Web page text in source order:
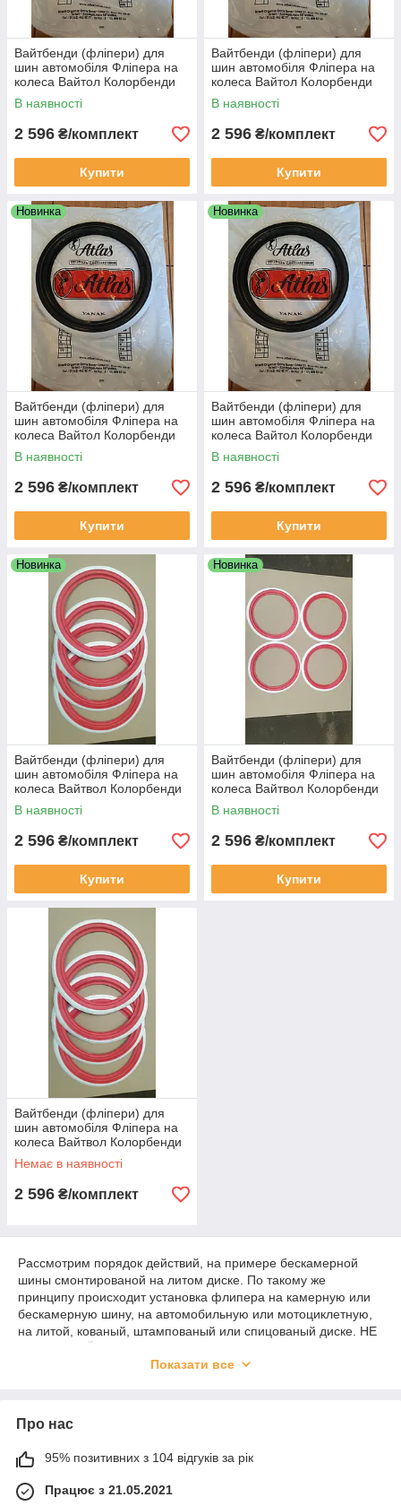
Вайтбенди (фліпери) для
шин автомобіля Фліпера на
колеса Вайтол Колорбенди
чорні R13 на авто
В наявності
2 596 ₴/комплект
Купити
Вайтбенди (фліпери) для
шин автомобіля Фліпера на
колеса Вайтол Колорбенди
чорні R14 на авто
В наявності
2 596 ₴/комплект
Купити
Новинка
Вайтбенди (фліпери) для
шин автомобіля Фліпера на
колеса Вайтол Колорбенди
чорні R15 на авто
В наявності
2 596 ₴/комплект
Купити
Новинка
Вайтбенди (фліпери) для
шин автомобіля Фліпера на
колеса Вайтол Колорбенди
чорні R16 на авто
В наявності
2 596 ₴/комплект
Купити
Новинка
Вайтбенди (фліпери) для
шин автомобіля Фліпера на
колеса Вайтвол Колорбенди
червоні R13 на авто
В наявності
2 596 ₴/комплект
Купити
Новинка
Вайтбенди (фліпери) для
шин автомобіля Фліпера на
колеса Вайтвол Колорбенди
червоні R15 на авто
В наявності
2 596 ₴/комплект
Купити
Вайтбенди (фліпери) для
шин автомобіля Фліпера на
колеса Вайтвол Колорбенди
червоні R14 на авто
Немає в наявності
2 596 ₴/комплект
Рассмотрим порядок действий, на примере бескамерной
шины смонтированой на литом диске. По такому же
принципу происходит установка флипера на камерную или
бескамерную шину, на автомобильную или мотоциклетную,
на литой, кованый, штампованый или спицованый диске. НЕ
СРЕДСТВА! Это может привести к тому что Флипер выскочит!
грузиков после установки Флипера, т.к. есть шанс при
установке грузика, повредить или испортить внешний вид
Флипера. Если Ваши колёса уже отбалансированы
надлежащим образом, необходимости в этой процедуре нет.
Положите колесо на ровной горизонтальной поверхности,
лицевой стороной вверх, и выпустите воздух из шины.
Показати все
Про нас
95% позитивних з 104 відгуків за рік
Працює з 21.05.2021